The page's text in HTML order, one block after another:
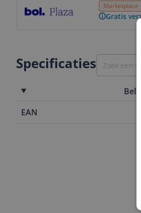
Marketplace
Gratis
Specificaties
EAN